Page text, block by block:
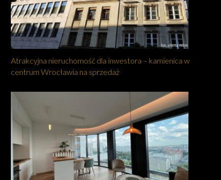
Atrakcyjna nieruchomość dla inwestora – kamienica w
centrum Wrocławia na sprzedaż